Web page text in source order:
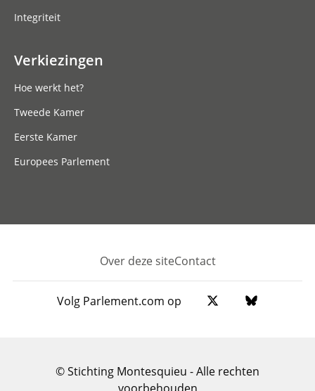
Integriteit
Verkiezingen
Hoe werkt het?
Tweede Kamer
Eerste Kamer
Europees Parlement
Footer
Over deze siteContact
Volg Parlement.com op
© Stichting Montesquieu - Alle rechten